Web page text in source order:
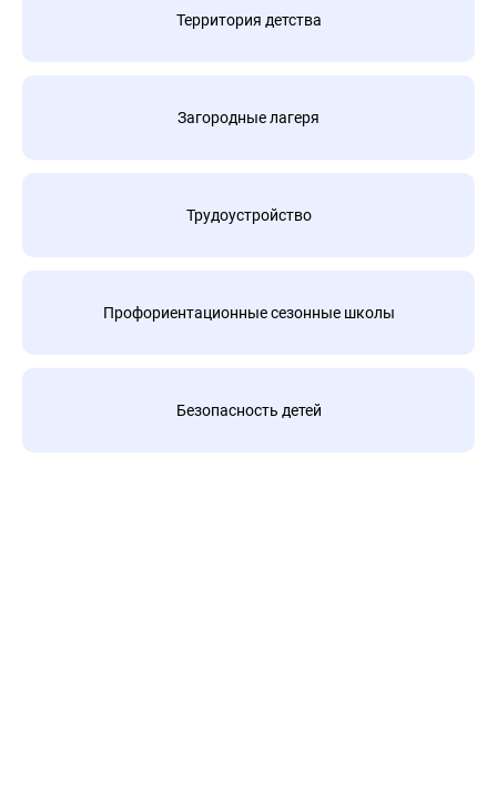
Территория детства
Загородные лагеря
Трудоустройство
Профориентационные сезонные школы
Безопасность детей